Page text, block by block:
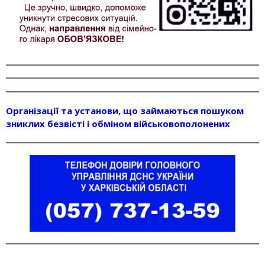
Організації та установи, що займаються пошуком
зниклих безвісті і обміном військовополонених